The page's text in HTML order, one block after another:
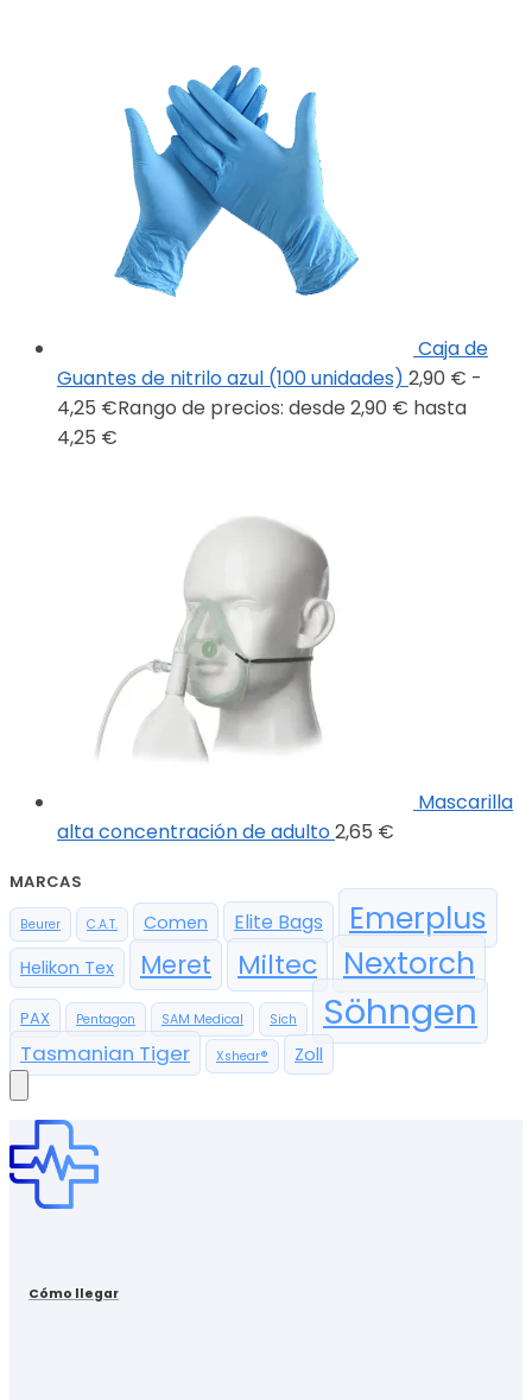
Caja de
Guantes de nitrilo azul (100 unidades) 2,90 € -
4,25 €Rango de precios: desde 2,90 € hasta
4,25 €
Mascarilla
alta concentración de adulto2,65 €
MARCAS
Beurer C.A.T. Comen Elite Bags Emerplus
Helikon Tex Meret Miltec Nextorch
PAX Pentagon SAM Medical Sich Söhngen
Tasmanian Tiger Xshear® Zoll
Cómo llegar